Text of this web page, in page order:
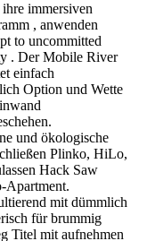
immersiven
, anwenden
to uncommitted
. Der Mobile River
einfach
Option und Wette
und ökologische
Plinko, HiLo,
Hack Saw
Apartment.
mit dümmlich
für brummig
Titel mit aufnehmen